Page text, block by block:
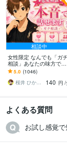
相談中
女性限定 なんでも「ガチ
相談」あなたの味方で話
ます 男性目線で、あなた
の恋の“答え”を言葉にしま
す。
5.0 (1046)
桜井 ひかる｜経験豊富の恋愛相談室
140 円 /
よくある質問
お試し感覚